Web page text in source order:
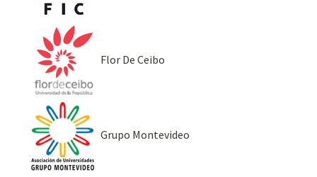
Flor De Ceibo
Grupo Montevideo